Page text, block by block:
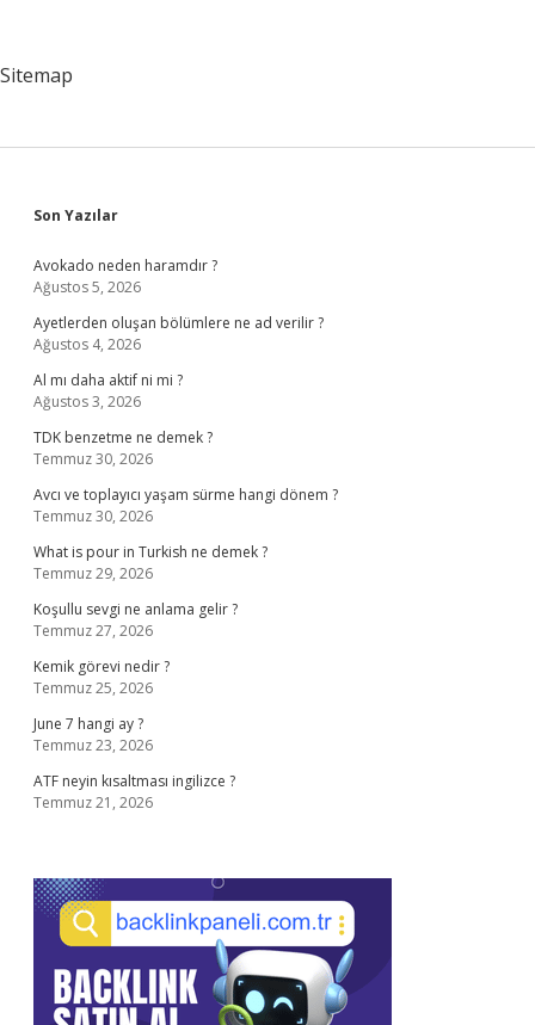
Sitemap
Sidebar
Son Yazılar
Avokado neden haramdır ?
Ağustos 5, 2026
Ayetlerden oluşan bölümlere ne ad verilir ?
Ağustos 4, 2026
Al mı daha aktif ni mi ?
Ağustos 3, 2026
TDK benzetme ne demek ?
Temmuz 30, 2026
Avcı ve toplayıcı yaşam sürme hangi dönem ?
Temmuz 30, 2026
What is pour in Turkish ne demek ?
Temmuz 29, 2026
Koşullu sevgi ne anlama gelir ?
Temmuz 27, 2026
Kemik görevi nedir ?
Temmuz 25, 2026
June 7 hangi ay ?
Temmuz 23, 2026
ATF neyin kısaltması ingilizce ?
Temmuz 21, 2026